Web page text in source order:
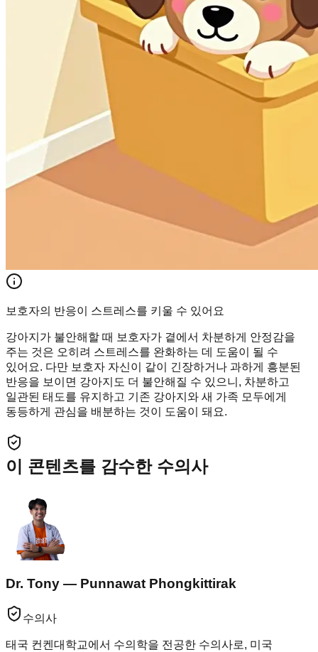
보호자의 반응이 스트레스를 키울 수 있어요
강아지가 불안해할 때 보호자가 곁에서 차분하게 안정감을
주는 것은 오히려 스트레스를 완화하는 데 도움이 될 수
있어요. 다만 보호자 자신이 같이 긴장하거나 과하게 흥분된
반응을 보이면 강아지도 더 불안해질 수 있으니, 차분하고
일관된 태도를 유지하고 기존 강아지와 새 가족 모두에게
동등하게 관심을 배분하는 것이 도움이 돼요.
이 콘텐츠를 감수한 수의사
Dr. Tony — Punnawat Phongkittirak
수의사
태국 컨켄대학교에서 수의학을 전공한 수의사로, 미국